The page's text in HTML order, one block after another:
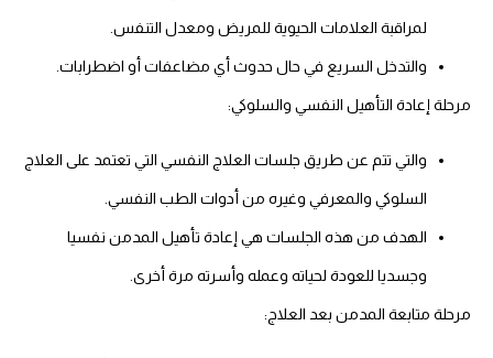
لمراقبة العلامات الحيوية للمريض ومعدل التنفس.
والتدخل السريع في حال حدوث أي مضاعفات أو اضطرابات.
مرحلة إعادة التأهيل النفسي والسلوكي:
والتي تتم عن طريق جلسات العلاج النفسي التي تعتمد على العلاج
السلوكي والمعرفي وغيره من أدوات الطب النفسي.
الهدف من هذه الجلسات هي إعادة تأهيل المدمن نفسيا
وجسديا للعودة لحياته وعمله وأسرته مرة أخرى.
مرحلة متابعة المدمن بعد العلاج: